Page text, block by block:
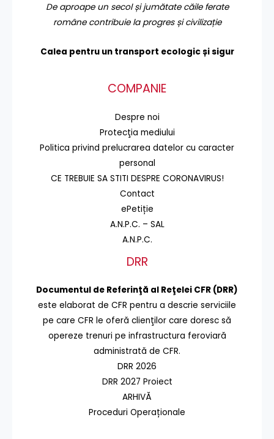
De aproape un secol și jumătate căile ferate
române contribuie la progres și civilizație
Calea pentru un transport ecologic și sigur
COMPANIE
Despre noi
Protecţia mediului
Politica privind prelucrarea datelor cu caracter
personal
CE TREBUIE SA STITI DESPRE CORONAVIRUS!
Contact
ePetiție
A.N.P.C. – SAL
A.N.P.C.
DRR
Documentul de Referinţă al Reţelei CFR (DRR)
este elaborat de CFR pentru a descrie serviciile
pe care CFR le oferă clienţilor care doresc să
opereze trenuri pe infrastructura feroviară
administrată de CFR.
DRR 2026
DRR 2027 Proiect
ARHIVĂ
Proceduri Operaționale